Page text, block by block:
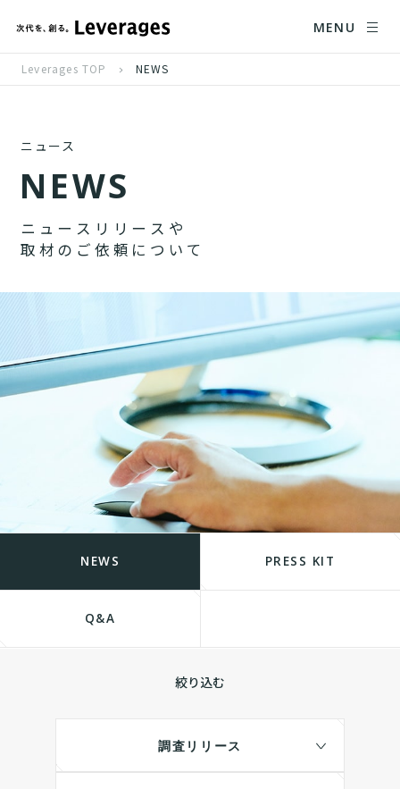
MENU
Leverages TOP NEWS
ニュース
NEWS
ニ ュ ー ス リ リ ー ス や
取 材 の ご 依 頼 に つ い て
NEWS PRESS KIT
Q&A
絞り込む
調査リリース